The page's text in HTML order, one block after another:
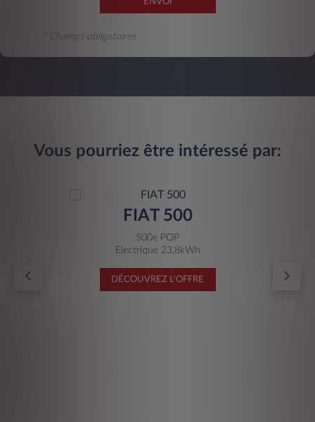
* Champs obligatoires
Vous pourriez être intéressé par:
FIAT 500
500e POP
Electrique 23,8kWh
DÉCOUVREZ L'OFFRE